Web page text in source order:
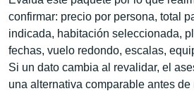
confirmar: precio por persona, total
indicada, habitación seleccionada,
fechas, vuelo redondo, escalas,
Si un dato cambia al revalidar, el
una alternativa comparable antes de